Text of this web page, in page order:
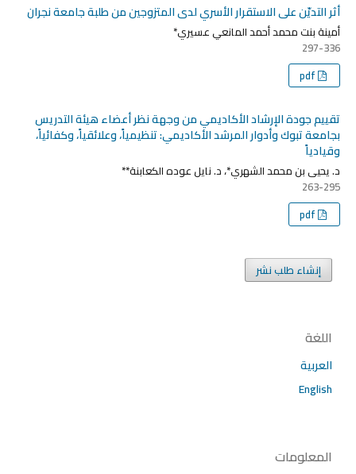
أثر التديّن على الاستقرار الأسري لدى المتزوجين من طلبة جامعة نجران
أمينة بنت محمد أحمد المانعي عسيري*
297-336
تقييم جودة الإرشاد الأكاديمي من وجهة نظر أعضاء هيئة التدريس
بجامعة تبوك وأدوار المرشد الأكاديمي: تنظيمياً، وعلائقياً، وكفائياً،
وقيادياً
د. يحيى بن محمد الشهري*، د. نايل عوده الكعابنة**
263-295
إنشاء طلب نشر
اللغة
العربية
English
المعلومات